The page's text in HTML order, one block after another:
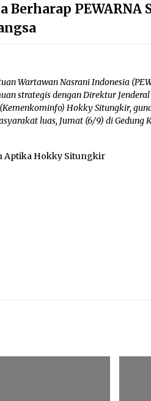
PEWARNA
Wartawan Nasrani Indonesia
strategis dengan Direktur
Hokky Situngkir,
luas, Jumat (6/9) di Gedung